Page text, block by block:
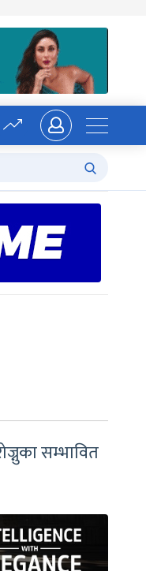
सम्भावित